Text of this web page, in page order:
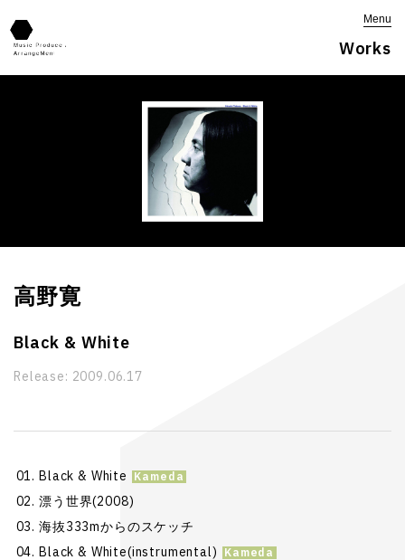
Menu
Works
高野寛
Black & White
Release: 2009.06.17
Black & White
漂う世界(2008)
海抜333mからのスケッチ
Black & White(instrumental)